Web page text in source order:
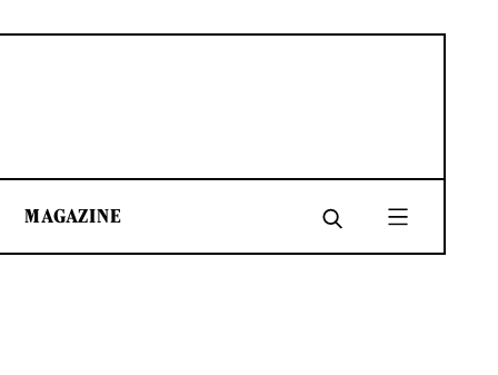
MAGAZINE